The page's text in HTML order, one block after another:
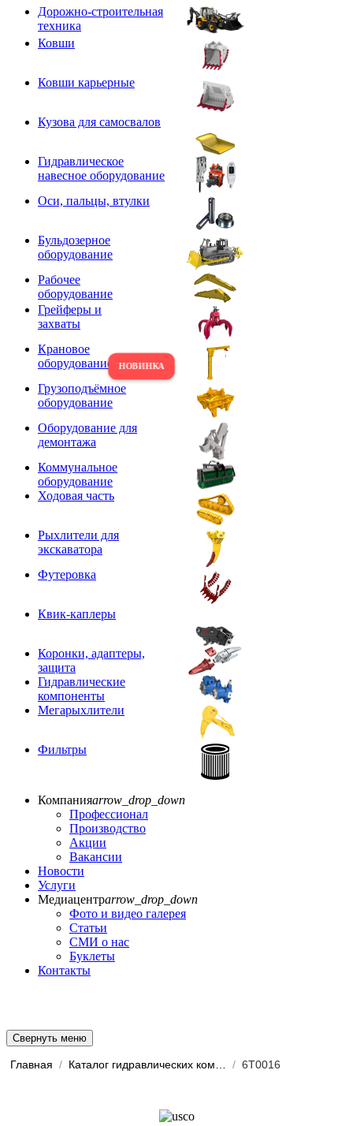
Дорожно-строительная
техника
Ковши
Ковши карьерные
Кузова для самосвалов
Гидравлическое
навесное оборудование
Оси, пальцы, втулки
Бульдозерное
оборудование
Рабочее
оборудование
Грейферы и
захваты
Крановое
оборудование
Грузоподъёмное
оборудование
Оборудование для
демонтажа
Коммунальное
оборудование
Ходовая часть
Рыхлители для
экскаватора
Футеровка
Квик-каплеры
Коронки, адаптеры,
защита
Гидравлические
компоненты
Мегарыхлители
Фильтры
Компанияarrow_drop_down
Профессионал
Производство
Акции
Вакансии
Новости
Услуги
Медиацентрarrow_drop_down
Фото и видео галерея
Статьи
СМИ о нас
Буклеты
Контакты
Свернуть меню
Главная / / 6T0016